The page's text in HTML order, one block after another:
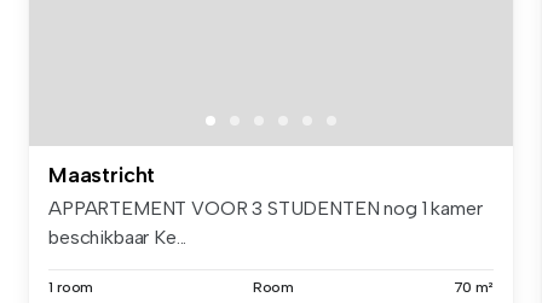
Maastricht
APPARTEMENT VOOR 3 STUDENTEN nog 1 kamer
beschikbaar Ke...
1 room Room 70 m²